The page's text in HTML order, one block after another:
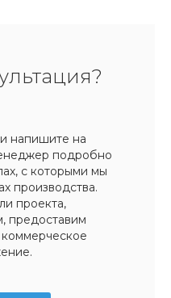
напишите на
подробно
с которыми мы
производства.
проекта,
предоставим